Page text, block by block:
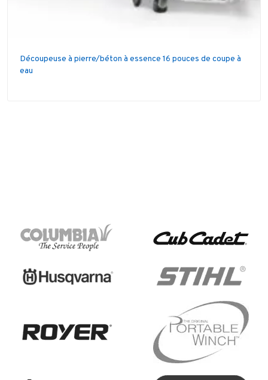
Découpeuse à pierre/béton à essence 16 pouces de coupe à
eau